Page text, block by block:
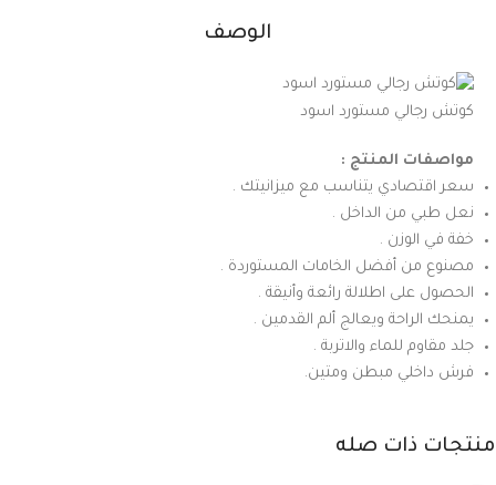
الوصف
كوتش رجالي مستورد اسود
مواصفات المنتج :
سعر اقتصادي يتناسب مع ميزانيتك .
نعل طبي من الداخل .
خفة في الوزن .
مصنوع من أفضل الخامات المستوردة .
الحصول على اطلالة رائعة وأنيقة .
يمنحك الراحة ويعالج ألم القدمين .
جلد مقاوم للماء والاتربة .
فرش داخلي مبطن ومتين.
منتجات ذات صله